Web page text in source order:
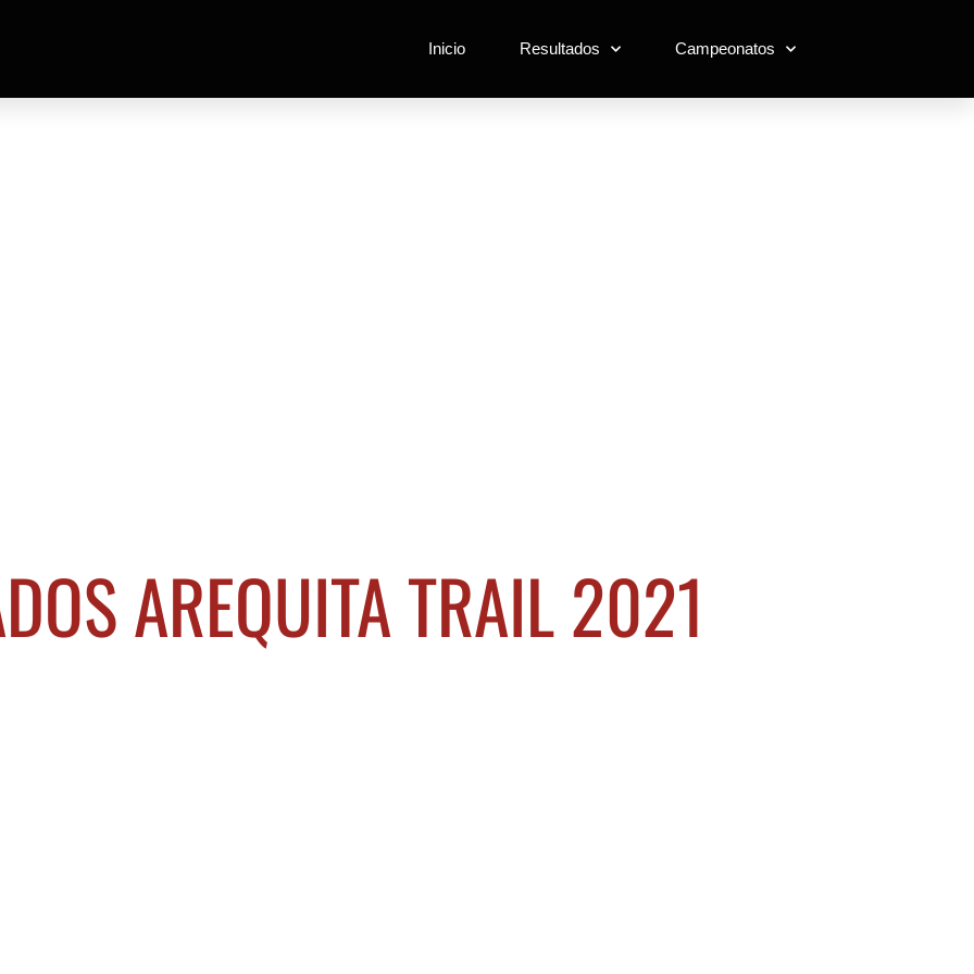
Inicio Resultados Campeonatos
AREQUITA TRAIL 2021